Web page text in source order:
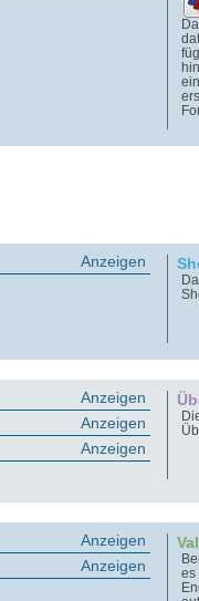
Anzeigen
Anzeigen
Anzeigen
Anzeigen
es
Anzeigen
Anzeigen